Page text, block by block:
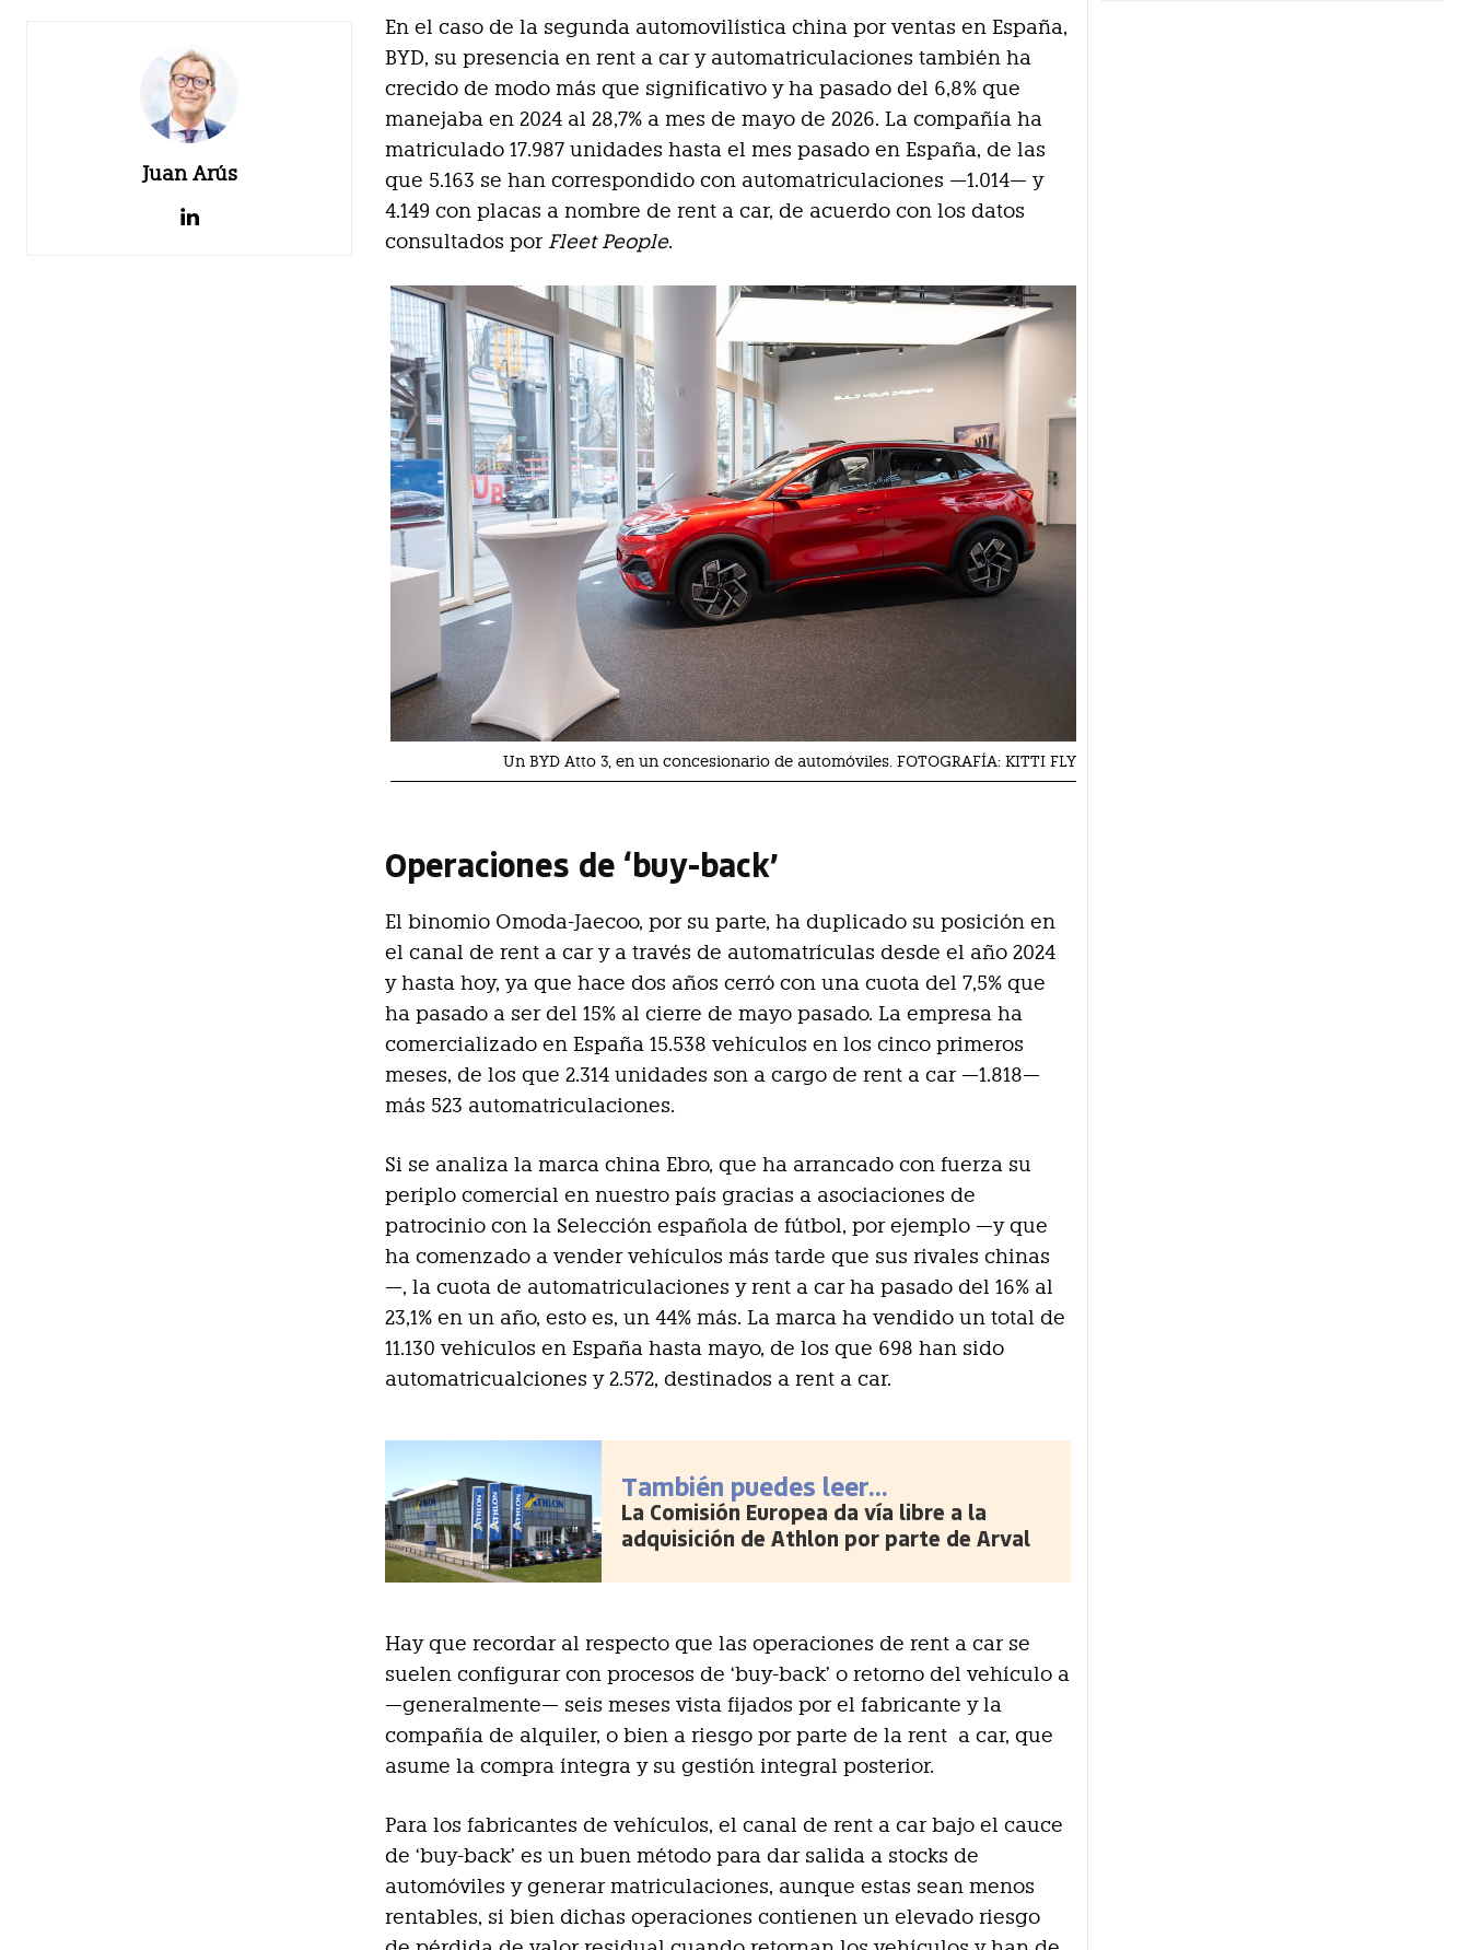
Juan Arús
En el caso de la segunda automovilística china por ventas en España,
BYD, su presencia en rent a car y automatriculaciones también ha
crecido de modo más que significativo y ha pasado del 6,8% que
manejaba en 2024 al 28,7% a mes de mayo de 2026. La compañía ha
matriculado 17.987 unidades hasta el mes pasado en España, de las
que 5.163 se han correspondido con automatriculaciones —1.014— y
4.149 con placas a nombre de rent a car, de acuerdo con los datos
consultados por Fleet People.
Un BYD Atto 3, en un concesionario de automóviles. FOTOGRAFÍA: KITTI FLY
Operaciones de ‘buy-back’
El binomio Omoda-Jaecoo, por su parte, ha duplicado su posición en
el canal de rent a car y a través de automatrículas desde el año 2024
y hasta hoy, ya que hace dos años cerró con una cuota del 7,5% que
ha pasado a ser del 15% al cierre de mayo pasado. La empresa ha
comercializado en España 15.538 vehículos en los cinco primeros
meses, de los que 2.314 unidades son a cargo de rent a car —1.818—
más 523 automatriculaciones.
Si se analiza la marca china Ebro, que ha arrancado con fuerza su
periplo comercial en nuestro país gracias a asociaciones de
patrocinio con la Selección española de fútbol, por ejemplo —y que
ha comenzado a vender vehículos más tarde que sus rivales chinas
—, la cuota de automatriculaciones y rent a car ha pasado del 16% al
23,1% en un año, esto es, un 44% más. La marca ha vendido un total de
11.130 vehículos en España hasta mayo, de los que 698 han sido
automatricualciones y 2.572, destinados a rent a car.
También puedes leer...
La Comisión Europea da vía libre a la
adquisición de Athlon por parte de Arval
Hay que recordar al respecto que las operaciones de rent a car se
suelen configurar con procesos de ‘buy-back’ o retorno del vehículo a
—generalmente— seis meses vista fijados por el fabricante y la
compañía de alquiler, o bien a riesgo por parte de la rent a car, que
asume la compra íntegra y su gestión integral posterior.
Para los fabricantes de vehículos, el canal de rent a car bajo el cauce
de ‘buy-back’ es un buen método para dar salida a stocks de
automóviles y generar matriculaciones, aunque estas sean menos
rentables, si bien dichas operaciones contienen un elevado riesgo